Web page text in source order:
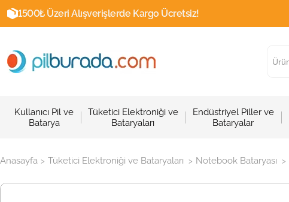
1500₺ Üzeri Alışverişlerde Kargo Ücretsiz!
Kullanıcı Pil ve
Batarya
Tüketici Elektroniği ve
Bataryaları
Endüstriyel Piller ve
Bataryalar
Anasayfa > Tüketici Elektroniği ve Bataryaları > Notebook Bataryası >